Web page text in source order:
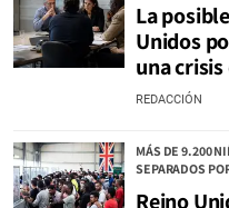
La
Unidos
una
REDACCIÓN
MÁS DE 9.200
SEPARADOS
Reino